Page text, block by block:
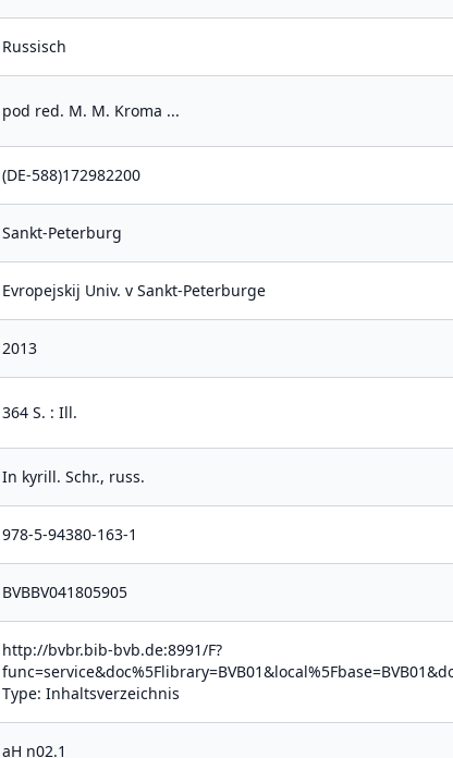
Russisch
pod red. M. M. Kroma ...
(DE-588)172982200
Sankt-Peterburg
Evropejskij Univ. v Sankt-Peterburge
2013
364 S. : Ill.
In kyrill. Schr., russ.
978-5-94380-163-1
BVBBV041805905
http://bvbr.bib-bvb.de:8991/F?
Type: Inhaltsverzeichnis
aH n02.1